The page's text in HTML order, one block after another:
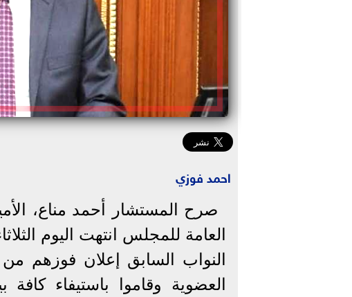
احمد فوزي
صرح المستشار أحمد مناع،
النواب السابق إعلان فوزهم من
العضوية وقاموا باستيفاء